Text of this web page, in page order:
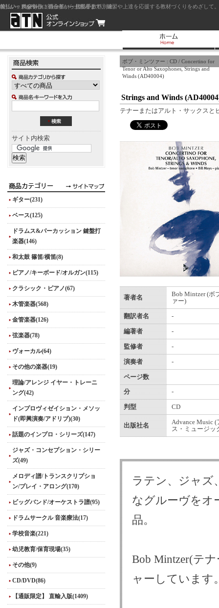
ジャズを中心に初心者から上級者まで、練習や上達を応援する教材づくりをめざし
サイト内検索
ギター(231)
ベース(125)
ドラムス&パーカッション 鍵盤打
楽器(146)
和太鼓 篠笛/横笛(8)
ピアノ/キーボード/オルガン(115)
クラシック・ピアノ(67)
木管楽器(568)
金管楽器(126)
弦楽器(78)
ヴォーカル(64)
その他の楽器(19)
理論/アレンジ イヤー・トレーニ
ング(42)
インプロヴィゼイション・メソッ
ド(即興演奏/アドリブ)(30)
話題のインプロ・シリーズ(147)
ジャズ・コンセプション・シリー
ズ(49)
メロディ譜/トランスクリプショ
ン/プレイ・アロング(170)
ビッグバンド/オーケストラ譜(95)
ドラムサークル 音楽療法(17)
学校音楽(221)
幼児教育/保育現場(35)
その他(9)
CD/DVD(86)
【通販限定】 直輸入版(1409)
ボブ・ミンツァー : CD / Concertino for
Tenor or Alto Saxophones, Strings and
Winds (AD40004)
Strings and Winds
テナーまたはアルト・サックスと
著者名
Bob Mintzer (ボ
ァー)
翻訳者名 -
編著者 -
監修者 -
演奏者 -
ページ数
分 -
判型 CD
出版社名
Advance Music (
ス・ミュージッ
ラテン、ジャズ
なグルーヴをオ
品。
Bob Mintzer(テ
ャーしています
前払い：クレジットカード（一括払い）
後払い：代金引換（現金払い・代引手数料別途）
前払い：PayPay